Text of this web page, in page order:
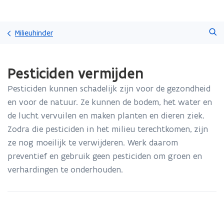
gaan
Milieuhinder
met
laden.
bevindt
zich
op:
Pesticiden
vermijden
Pesticiden vermijden
Pesticiden kunnen schadelijk zijn voor de gezondheid
en voor de natuur. Ze kunnen de bodem, het water en
de lucht vervuilen en maken planten en dieren ziek.
Zodra die pesticiden in het milieu terechtkomen, zijn
ze nog moeilijk te verwijderen. Werk daarom
preventief en gebruik geen pesticiden om groen en
verhardingen te onderhouden.